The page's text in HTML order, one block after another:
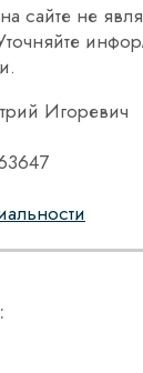
сайте не
Игоревич